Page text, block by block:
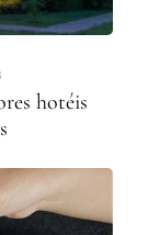
hotéis